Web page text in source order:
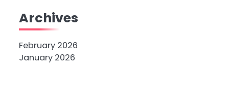
Archives
February 2026
January 2026